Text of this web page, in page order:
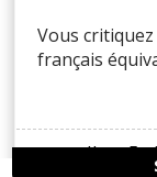
Vous
français
Il y a5